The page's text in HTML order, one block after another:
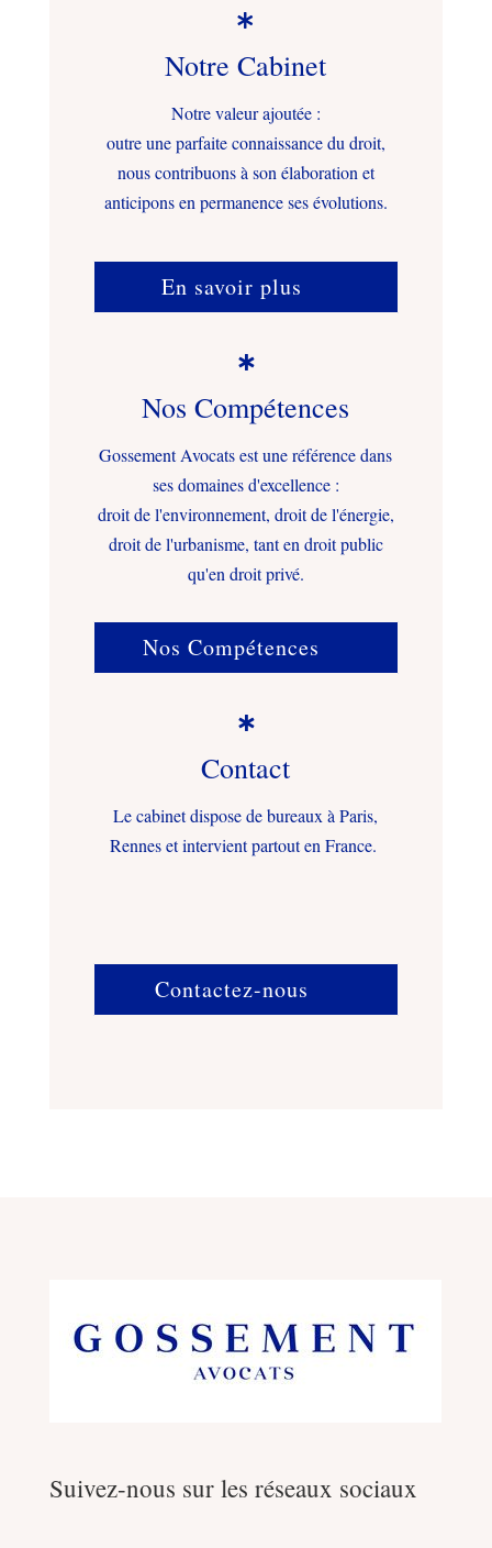

Notre Cabinet
Notre valeur ajoutée :
outre une parfaite connaissance du droit,
nous contribuons à son élaboration et
anticipons en permanence ses évolutions.
En savoir plus

Nos Compétences
Gossement Avocats est une référence dans
ses domaines d'excellence :
droit de l'environnement, droit de l'énergie,
droit de l'urbanisme, tant en droit public
qu'en droit privé.
Nos Compétences

Contact
Le cabinet dispose de bureaux à Paris,
Rennes et intervient partout en France.
Contactez-nous
Suivez-nous sur les réseaux sociaux